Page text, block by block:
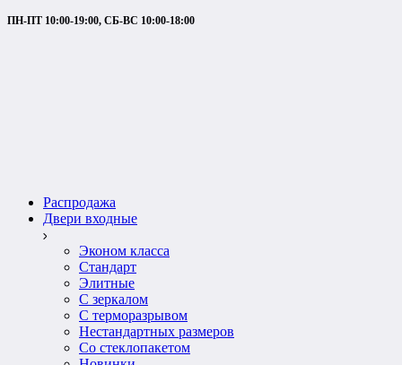
ПН-ПТ 10:00-19:00, СБ-ВС 10:00-18:00
Распродажа
Двери входные
Эконом класса
Стандарт
Элитные
С зеркалом
С терморазрывом
Нестандартных размеров
Со стеклопакетом